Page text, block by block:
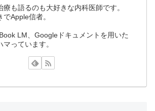
療も語るのも大好きな内科医師です。
Apple信者。
LM、Googleドキュメントを用いた
っています。